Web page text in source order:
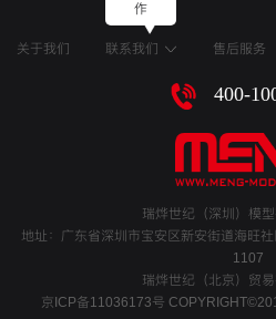
关于我们 联系我们
作
售后服务
400-
瑞烨世纪（深圳）
地址：广东省深圳市宝安区新安街道海旺
1107
瑞烨世纪（北京）
京ICP备11036173号